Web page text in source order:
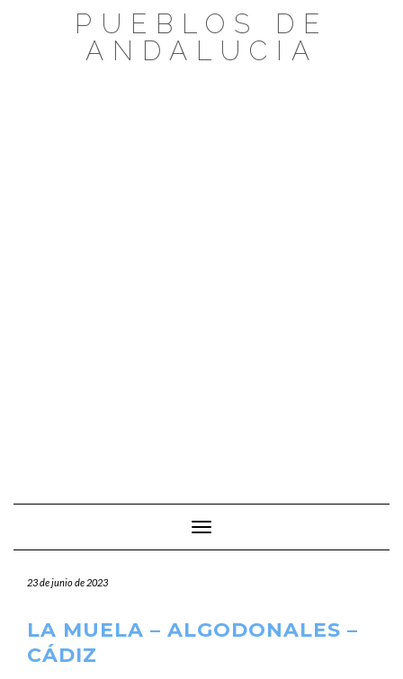
PUEBLOS DE
ANDALUCIA
Cambiar modo de navegación
23 de junio de 2023
LA MUELA – ALGODONALES –
CÁDIZ